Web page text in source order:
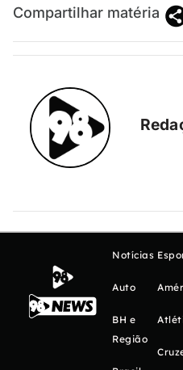
Compartilhar matéria
Notícias
Auto
BH e
Região